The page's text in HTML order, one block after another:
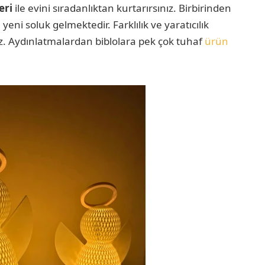
ile evini sıradanlıktan kurtarırsınız. Birbirinden
soluk gelmektedir. Farklılık ve yaratıcılık
Aydınlatmalardan biblolara pek çok tuhafürün